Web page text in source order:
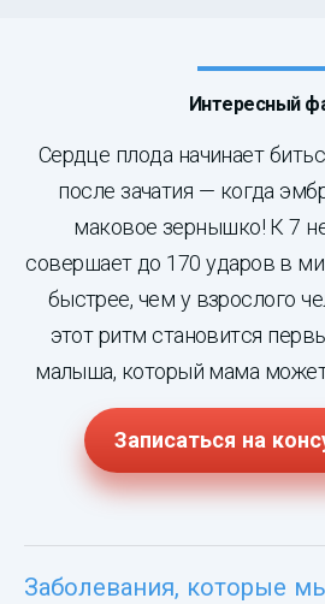
Интересный
Сердце плода начинает
после зачатия — когда
маковое зернышко! К 7
совершает до 170 ударов в
быстрее, чем у взрослого
этот ритм становится
малыша, который мама
Записаться на
Заболевания, которые